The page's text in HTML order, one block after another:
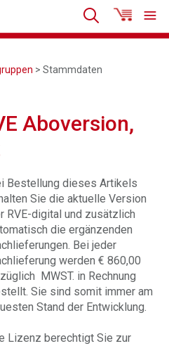
> Stammdaten
Aboversion,
Bestellung dieses Artikels
Sie die aktuelle Version
RVE-digital und zusätzlich
die ergänzenden
Bei jeder
werden € 860,00
MWST. in Rechnung
Sie sind somit immer am
Stand der Entwicklung.
Lizenz berechtigt Sie zur